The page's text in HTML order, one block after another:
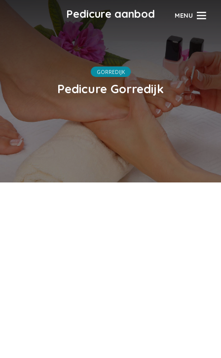
Pedicure aanbod MENU
GORREDIJK
Pedicure Gorredijk